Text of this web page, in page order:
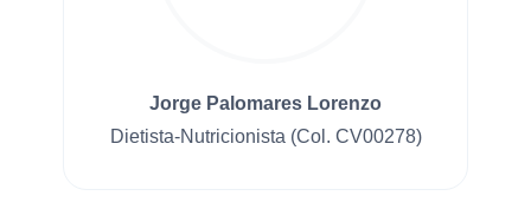
Jorge Palomares Lorenzo
Dietista-Nutricionista (Col. CV00278)